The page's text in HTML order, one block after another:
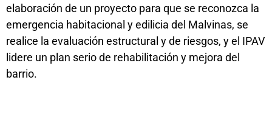
elaboración de un proyecto para que se reconozca la
emergencia habitacional y edilicia del Malvinas, se
realice la evaluación estructural y de riesgos, y el IPAV
lidere un plan serio de rehabilitación y mejora del
barrio.